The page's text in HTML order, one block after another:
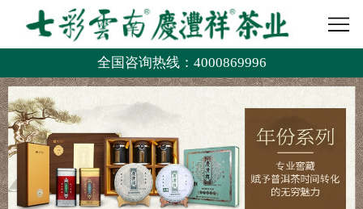
全国咨询热线：4000869996